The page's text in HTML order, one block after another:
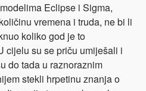
Eclipse i Sigma,
vremena i truda, ne bi li
koliko god je to
cijelu su se priču umiješali i
do tada u raznoraznim
stekli hrpetinu znanja o